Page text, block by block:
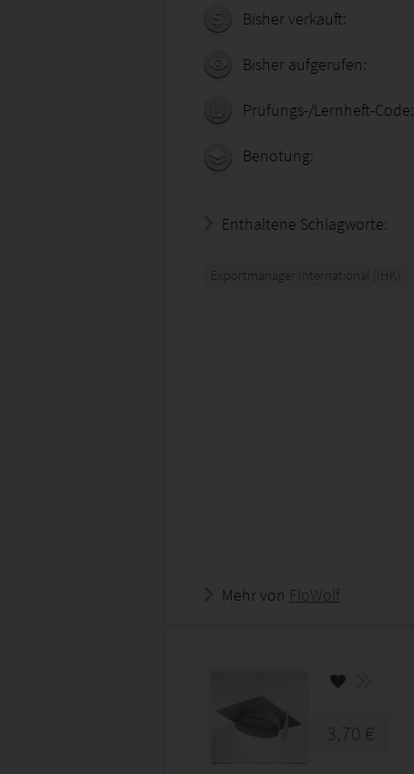
Bisher verkauft:
Bisher aufgerufen:
Prüfungs-/Lernheft-Code:
Benotung:
Enthaltene Schlagworte:
Exportmanager International (IHK)
Mehr von FloWolf
3,70 €